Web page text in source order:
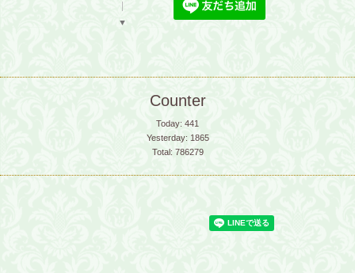
▼
Counter
Today: 441
Yesterday: 1865
Total: 786279